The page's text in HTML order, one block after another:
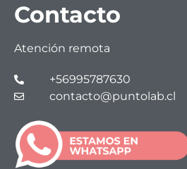
Contacto
Atención remota
+56995787630
contacto@puntolab.cl